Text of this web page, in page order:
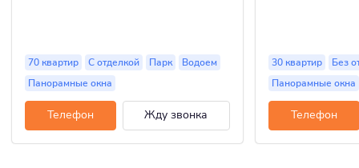
70 квартир С отделкой Парк
Водоем
Панорамные окна
Телефон Жду звонка
30 квартир
Без
Панорамные окна
Телефон